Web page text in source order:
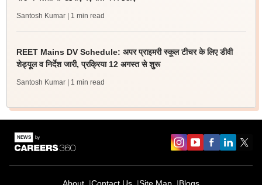
Santosh Kumar | 1 min read
REET Mains DV Schedule: अपर प्राइमरी स्कूल टीचर के लिए डीवी
शेड्यूल व निर्देश जारी, प्रक्रिया 12 अगस्त से शुरू
Santosh Kumar | 1 min read